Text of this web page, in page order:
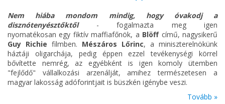
Nem hiába mondom mindig, hogy óvakodj a
disznótenyésztőktől - fogalmazta meg igen
nyomatékosan egy fiktív maffiafőnök, a Blöffcímű, nagysikerű
Guy Richie filmben. Mészáros Lőrinc, a miniszterelnökünk
háztáji oligarchája, pedig éppen ezzel tevékenységi körrel
bővítette nemrég, az egyébként is igen komoly ütemben
"fejlődő" vállalkozási arzenálját, amihez természetesen a
magyar lakosság adóforintjait is büszkén igénybe veszi.
Tovább »